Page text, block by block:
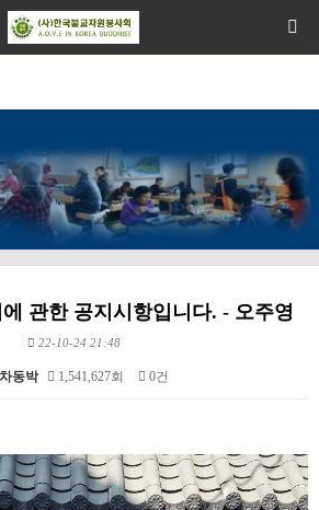
관한 공지시항입니다. - 오주영
22-10-24 21:48
동박 1,541,627회 0건